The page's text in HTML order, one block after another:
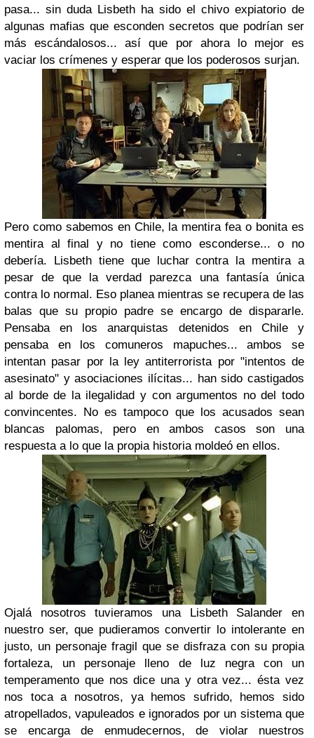
pasa... sin duda Lisbeth ha sido el chivo expiatorio de
algunas mafias que esconden secretos que podrían ser
más escándalosos... así que por ahora lo mejor es
vaciar los crímenes y esperar que los poderosos surjan.
Pero como sabemos en Chile, la mentira fea o bonita es
mentira al final y no tiene como esconderse... o no
debería. Lisbeth tiene que luchar contra la mentira a
pesar de que la verdad parezca una fantasía única
contra lo normal. Eso planea mientras se recupera de las
balas que su propio padre se encargo de dispararle.
Pensaba en los anarquistas detenidos en Chile y
pensaba en los comuneros mapuches... ambos se
intentan pasar por la ley antiterrorista por "intentos de
asesinato" y asociaciones ilícitas... han sido castigados
al borde de la ilegalidad y con argumentos no del todo
convincentes. No es tampoco que los acusados sean
blancas palomas, pero en ambos casos son una
respuesta a lo que la propia historia moldeó en ellos.
Ojalá nosotros tuvieramos una Lisbeth Salander en
nuestro ser, que pudieramos convertir lo intolerante en
justo, un personaje fragil que se disfraza con su propia
fortaleza, un personaje lleno de luz negra con un
temperamento que nos dice una y otra vez... ésta vez
nos toca a nosotros, ya hemos sufrido, hemos sido
atropellados, vapuleados e ignorados por un sistema que
se encarga de enmudecernos, de violar nuestros